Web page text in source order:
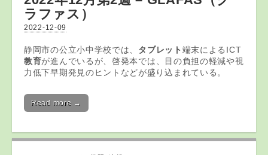
ラファス）
2022-12-09
静岡市の公立小中学校では、 タブレット 端末によるICT
教育が進んでいるが、啓発本では、目の負担の軽減や視
力低下早期発見のヒントなどが盛り込まれている。
Read more →